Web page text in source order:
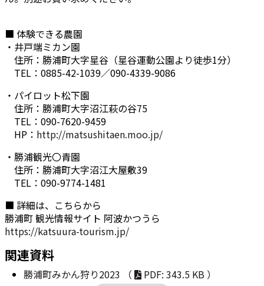
■ 体験できる農園
・井戸端ミカン園
住所：勝浦町大字星谷（星谷運動公園より徒歩1分）
TEL：0885-42-1039／090-4339-9086
・パイロット松下園
住所：勝浦町大字沼江萩の谷75
TEL：090-7620-9459
HP： http://matsushitaen.moo.jp/
・勝浦観光〇青園
住所：勝浦町大字沼江大屋敷39
TEL：090-9774-1481
■ 詳細は、こちらから
勝浦町 観光情報サイト 阿波かつうら
https://katsuura-tourism.jp/
関連資料
勝浦町みかん狩り2023 （
PDF: 343.5 KB ）